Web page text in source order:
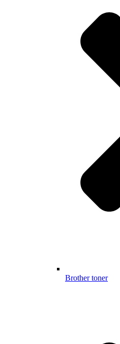
Brother toner